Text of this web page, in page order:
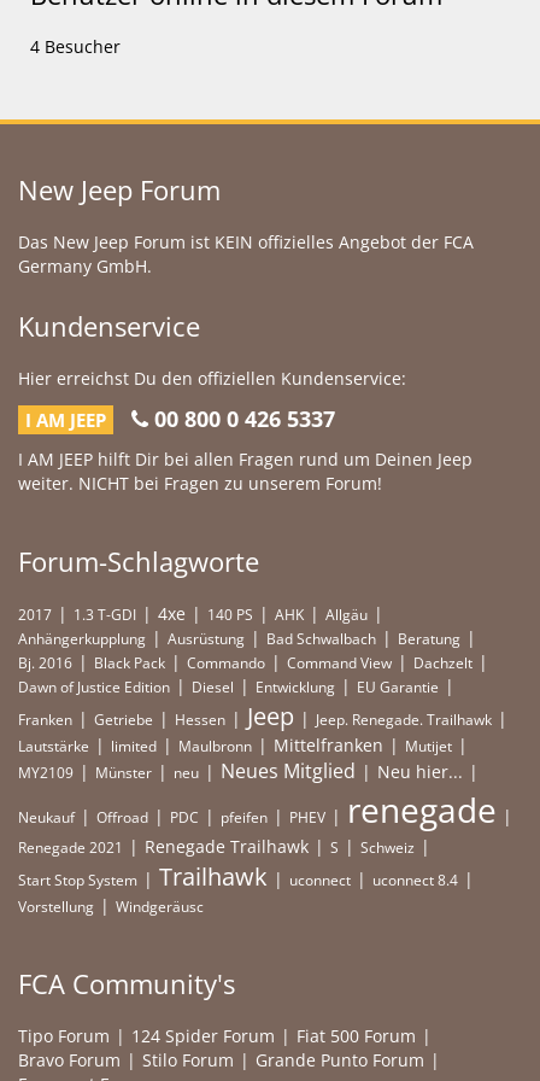
4 Besucher
New Jeep Forum
Das New Jeep Forum ist KEIN offizielles Angebot der FCA
Germany GmbH.
Kundenservice
Hier erreichst Du den offiziellen Kundenservice:
I AM JEEP 00 800 0 426 5337
I AM JEEP hilft Dir bei allen Fragen rund um Deinen Jeep
weiter. NICHT bei Fragen zu unserem Forum!
Forum-Schlagworte
2017 1.3 T-GDI 4xe 140 PS AHK
Allgäu
Anhängerkupplung
Ausrüstung Bad Schwalbach
Beratung
Bj. 2016
Black Pack Commando Command View
Dachzelt
Dawn of Justice Edition
Diesel Entwicklung
EU Garantie
Franken
Getriebe Hessen Jeep
Jeep. Renegade. Trailhawk
Lautstärke
limited Maulbronn Mittelfranken
Mutijet
MY2109
Münster neu Neues Mitglied Neu hier...
Neukauf Offroad PDC pfeifen PHEV renegade
Renegade 2021 Renegade Trailhawk S
Schweiz
Start Stop System
Trailhawk uconnect
uconnect 8.4
Vorstellung
Windgeräusc
FCA Community's
Tipo Forum 124 Spider Forum
Fiat 500 Forum
Bravo Forum
Stilo Forum
Grande Punto Forum